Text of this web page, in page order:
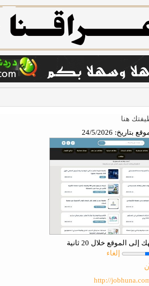
هنا
بتاريخ:
الموقع خلال 20 ثانية
إلغاء
http://